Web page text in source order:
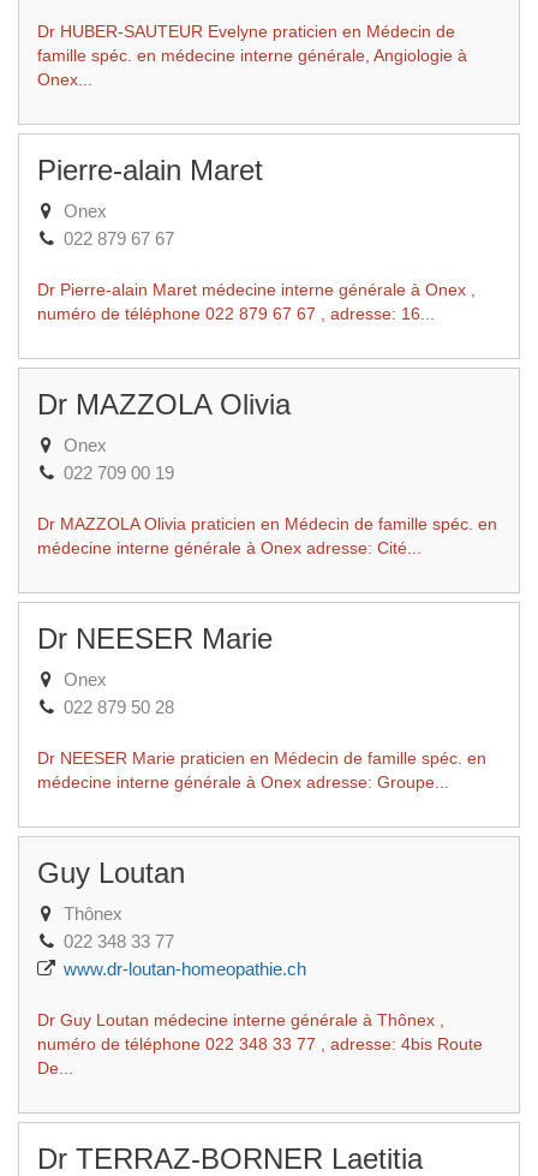
Dr HUBER-SAUTEUR Evelyne praticien en Médecin de
famille spéc. en médecine interne générale, Angiologie à
Onex...
Pierre-alain Maret
Onex
022 879 67 67
Dr Pierre-alain Maret médecine interne générale à Onex ,
numéro de téléphone 022 879 67 67 , adresse: 16...
Dr MAZZOLA Olivia
Onex
022 709 00 19
Dr MAZZOLA Olivia praticien en Médecin de famille spéc. en
médecine interne générale à Onex adresse: Cité...
Dr NEESER Marie
Onex
022 879 50 28
Dr NEESER Marie praticien en Médecin de famille spéc. en
médecine interne générale à Onex adresse: Groupe...
Guy Loutan
Thônex
022 348 33 77
www.dr-loutan-homeopathie.ch
Dr Guy Loutan médecine interne générale à Thônex ,
numéro de téléphone 022 348 33 77 , adresse: 4bis Route
De...
Dr TERRAZ-BORNER Laetitia